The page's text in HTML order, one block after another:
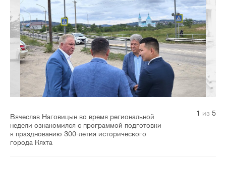
Вячеслав Наговицын во время региональной
недели ознакомился с программой подготовки
к празднованию 300-летия исторического
города Кяхта
1 из 5
2 из 5
3 из 5
4 из 5
5 из 5